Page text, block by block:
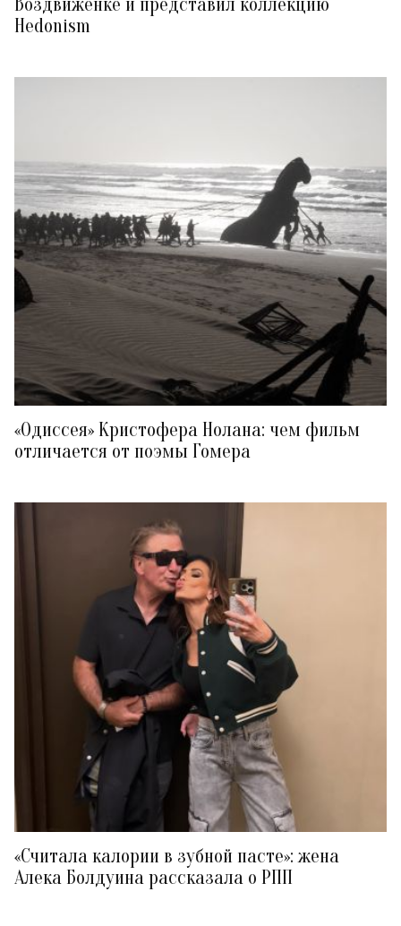
Hedonism
«Одиссея» Кристофера Нолана: чем фильм
отличается от поэмы Гомера
«Считала калории в зубной пасте»: жена
Алека Болдуина рассказала о РПП